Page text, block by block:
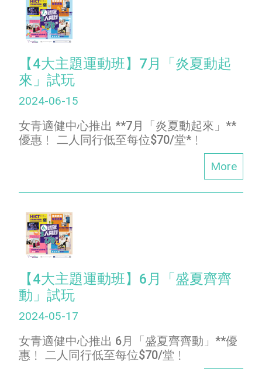
【4大主題運動班】7月「炎夏動起
來」試玩
2024-06-15
女青適健中心推出 **7月「炎夏動起來」**
優惠﹗ 二人同行低至每位$70/堂*﹗
More
【4大主題運動班】6月「盛夏齊齊
動」試玩
2024-05-17
女青適健中心推出 6月「盛夏齊齊動」**優
惠﹗ 二人同行低至每位$70/堂﹗